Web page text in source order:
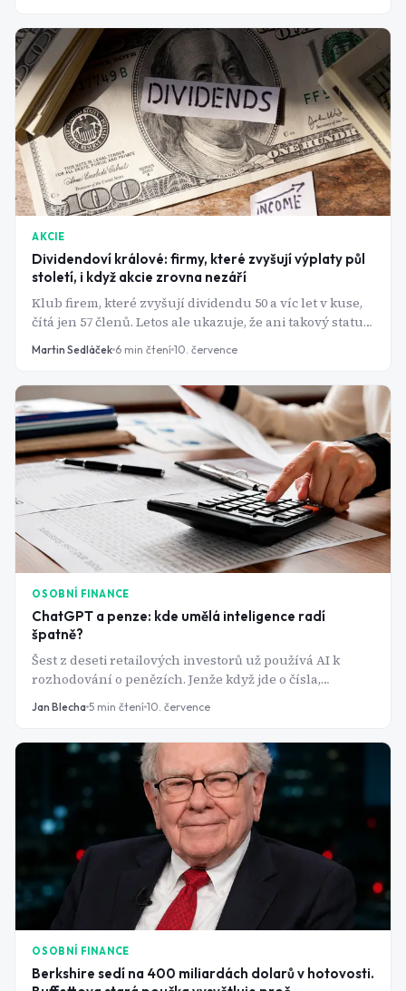
AKCIE
Dividendoví králové: firmy, které zvyšují výplaty půl
století, i když akcie zrovna nezáří
Klub firem, které zvyšují dividendu 50 a víc let v kuse,
čítá jen 57 členů. Letos ale ukazuje, že ani takový status
akcie před propadem neochrání.
Martin Sedláček 6 min čtení 10. července
OSOBNÍ FINANCE
ChatGPT a penze: kde umělá inteligence radí
špatně?
Šest z deseti retailových investorů už používá AI k
rozhodování o penězích. Jenže když jde o čísla,
ChatGPT si je klidně vymyslí. A u důchodu se taková
Jan Blecha 5 min čtení 10. července
OSOBNÍ FINANCE
Berkshire sedí na 400 miliardách dolarů v hotovosti.